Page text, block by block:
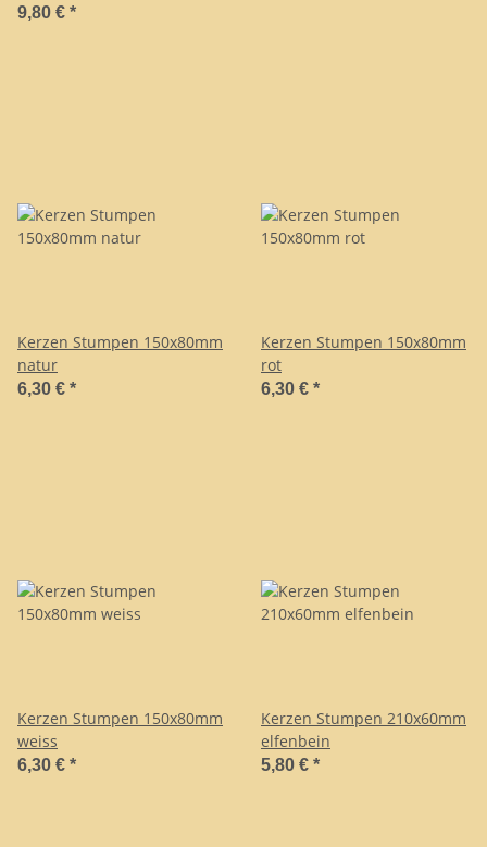
9,80 € *
Kerzen Stumpen 150x80mm
natur
6,30 € *
Kerzen Stumpen 150x80mm
rot
6,30 € *
Kerzen Stumpen 150x80mm
weiss
6,30 € *
Kerzen Stumpen 210x60mm
elfenbein
5,80 € *